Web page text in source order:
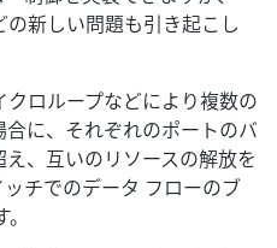
新しい問題も引き起こし
ロループなどにより複数の
に、それぞれのポートのバ
、互いのリソースの解放を
チでのデータ フローのブ